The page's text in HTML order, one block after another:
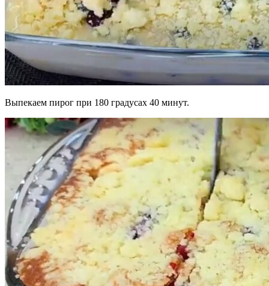
Выпекаем пирог при 180 градусах 40 минут.